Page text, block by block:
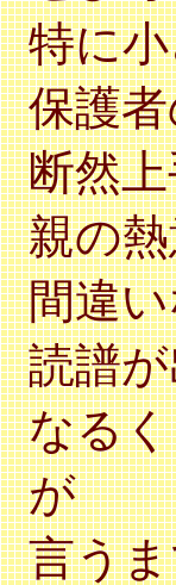
特に
保護
断然
親の
間違
読譜
なる
が
言う